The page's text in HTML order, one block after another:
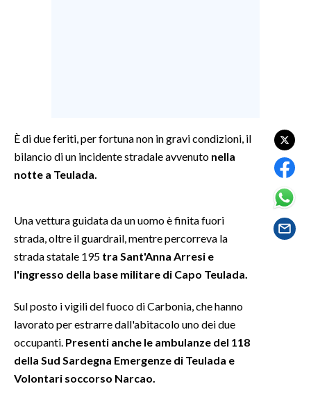
CULTURA
GOSSIP
SALUTE
SARDI NEL MONDO
NOTIZIE
EVENTI
È di due feriti, per fortuna non in gravi condizioni, il
bilancio di un incidente stradale avvenuto nella
notte a Teulada.
Una vettura guidata da un uomo è finita fuori
strada, oltre il guardrail, mentre percorreva la
strada statale 195 tra Sant'Anna Arresi e
l'ingresso della base militare di Capo Teulada.
Sul posto i vigili del fuoco di Carbonia, che hanno
lavorato per estrarre dall'abitacolo uno dei due
occupanti. Presenti anche le ambulanze del 118
della Sud Sardegna Emergenze di Teulada e
Volontari soccorso Narcao.